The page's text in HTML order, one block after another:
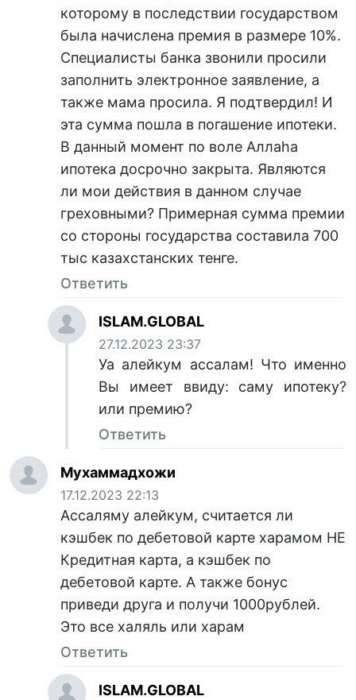
которому в последствии государством
была начислена премия в размере 10%.
Специалисты банка звонили просили
заполнить электронное заявление, а
также мама просила. Я подтвердил! И
эта сумма пошла в погашение ипотеки.
В данный момент по воле Аллаhа
ипотека досрочно закрыта. Являются
ли мои действия в данном случае
греховными? Примерная сумма премии
со стороны государства составила 700
тыс казахстанских тенге.
Ответить
ISLAM.GLOBAL
27.12.2023 23:37
Уа алейкум ассалам! Что именно
Вы имеет ввиду: саму ипотеку?
или премию?
Ответить
Мухаммадхожи
17.12.2023 22:13
Ассаляму алейкум, считается ли
кэшбек по дебетовой карте харамом НЕ
Кредитная карта, а кэшбек по
дебетовой карте. А также бонус
приведи друга и получи 1000рублей.
Это все халяль или харам
Ответить
ISLAM.GLOBAL